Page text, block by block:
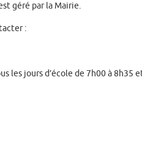
géré par la Mairie.
:
les jours d’école de 7h00 à 8h35